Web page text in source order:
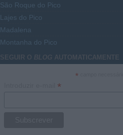
São Roque do Pico
Lajes do Pico
Madalena
Montanha do Pico
SEGUIR O BLOG AUTOMATICAMENTE
*
*